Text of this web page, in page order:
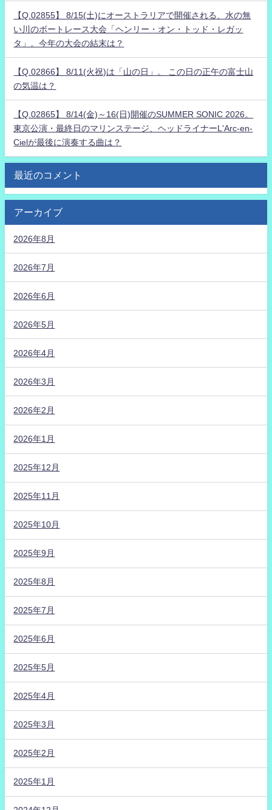
【Q.02855】 8/15(土)にオーストラリアで開催される、水の無
い川のボートレース大会「ヘンリー・オン・トッド・レガッ
タ」。今年の大会の結末は？
【Q.02866】 8/11(火祝)は「山の日」。 この日の正午の富士山
の気温は？
【Q.02865】 8/14(金)～16(日)開催のSUMMER SONIC 2026。
東京公演・最終日のマリンステージ、ヘッドライナーL'Arc-en-
Cielが最後に演奏する曲は？
最近のコメント
アーカイブ
2026年8月
2026年7月
2026年6月
2026年5月
2026年4月
2026年3月
2026年2月
2026年1月
2025年12月
2025年11月
2025年10月
2025年9月
2025年8月
2025年7月
2025年6月
2025年5月
2025年4月
2025年3月
2025年2月
2025年1月